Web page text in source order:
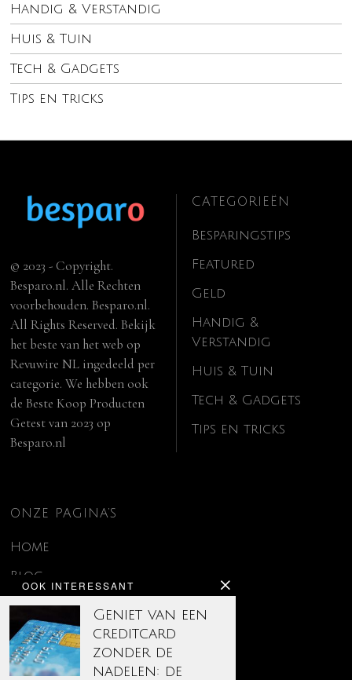
Handig & Verstandig
Huis & Tuin
Tech & Gadgets
Tips en tricks
OOK INTERESSANT
Geniet van een
creditcard
zonder de
nadelen: de
© 2023 - Copyright.
Besparo.nl. Alle Rechten
voorbehouden. Besparo.nl.
All Rights Reserved. Bekijk
het beste van het web op
Revuwire NL ingedeeld per
categorie. We hebben ook
deBeste Koop Producten
Getest van 2023 op
Besparo.nl
CATEGORIEËN
Besparingstips
Featured
Geld
Handig &
Verstandig
Huis & Tuin
Tech & Gadgets
Tips en tricks
ONZE PAGINA’S
Home
Blog
Contact
Disclaimer
Over ons